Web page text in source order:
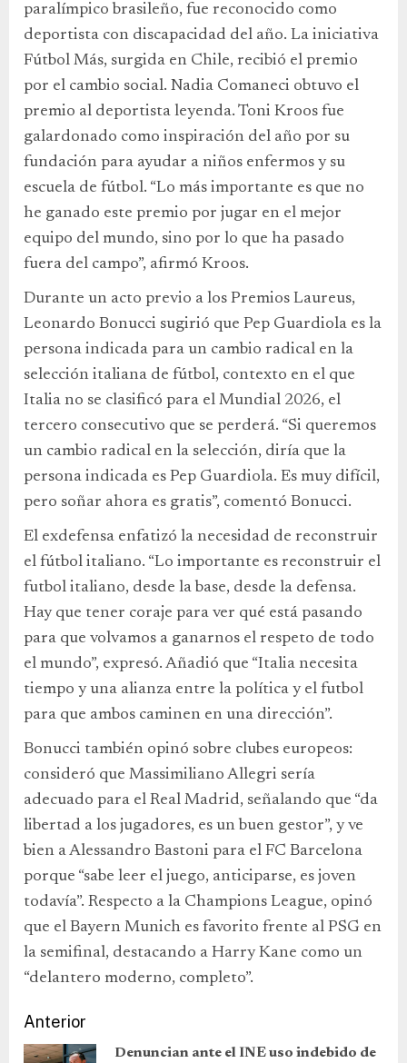
paralímpico brasileño, fue reconocido como
deportista con discapacidad del año. La iniciativa
Fútbol Más, surgida en Chile, recibió el premio
por el cambio social. Nadia Comaneci obtuvo el
premio al deportista leyenda. Toni Kroos fue
galardonado como inspiración del año por su
fundación para ayudar a niños enfermos y su
escuela de fútbol. “Lo más importante es que no
he ganado este premio por jugar en el mejor
equipo del mundo, sino por lo que ha pasado
fuera del campo”, afirmó Kroos.
Durante un acto previo a los Premios Laureus,
Leonardo Bonucci sugirió que Pep Guardiola es la
persona indicada para un cambio radical en la
selección italiana de fútbol, contexto en el que
Italia no se clasificó para el Mundial 2026, el
tercero consecutivo que se perderá. “Si queremos
un cambio radical en la selección, diría que la
persona indicada es Pep Guardiola. Es muy difícil,
pero soñar ahora es gratis”, comentó Bonucci.
El exdefensa enfatizó la necesidad de reconstruir
el fútbol italiano. “Lo importante es reconstruir el
futbol italiano, desde la base, desde la defensa.
Hay que tener coraje para ver qué está pasando
para que volvamos a ganarnos el respeto de todo
el mundo”, expresó. Añadió que “Italia necesita
tiempo y una alianza entre la política y el futbol
para que ambos caminen en una dirección”.
Bonucci también opinó sobre clubes europeos:
consideró que Massimiliano Allegri sería
adecuado para el Real Madrid, señalando que “da
libertad a los jugadores, es un buen gestor”, y ve
bien a Alessandro Bastoni para el FC Barcelona
porque “sabe leer el juego, anticiparse, es joven
todavía”. Respecto a la Champions League, opinó
que el Bayern Munich es favorito frente al PSG en
la semifinal, destacando a Harry Kane como un
“delantero moderno, completo”.
Anterior
Denuncian ante el INE uso indebido de